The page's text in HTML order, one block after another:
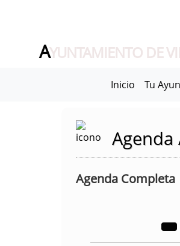
AYUNTAMIENTO DE
Inicio Tu
Agenda
Agenda Completa